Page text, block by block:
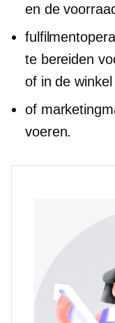
en de
te bereiden
of in de winkel
of
voeren.